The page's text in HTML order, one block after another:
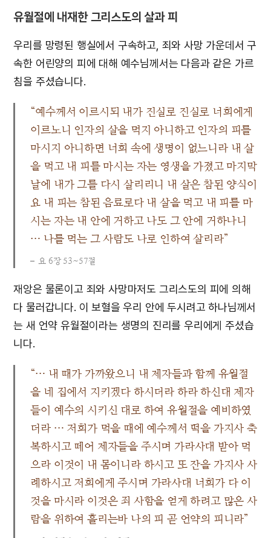
유월절에 내재한 그리스도의 살과 피
우리를 망령된 행실에서 구속하고, 죄와 사망 가운데서 구
속한 어린양의 피에 대해 예수님께서는 다음과 같은 가르
침을 주셨습니다.
“예수께서 이르시되 내가 진실로 진실로 너희에게
이르노니 인자의 살을 먹지 아니하고 인자의 피를
마시지 아니하면 너희 속에 생명이 없느니라 내 살
을 먹고 내 피를 마시는 자는 영생을 가졌고 마지막
날에 내가 그를 다시 살리리니 내 살은 참된 양식이
요 내 피는 참된 음료로다 내 살을 먹고 내 피를 마
시는 자는 내 안에 거하고 나도 그 안에 거하나니
… 나를 먹는 그 사람도 나로 인하여 살리라”
요 6장 53~57절
재앙은 물론이고 죄와 사망마저도 그리스도의 피에 의해
다 물러갑니다. 이 보혈을 우리 안에 두시려고 하나님께서
는 새 언약 유월절이라는 생명의 진리를 우리에게 주셨습
니다.
“… 내 때가 가까왔으니 내 제자들과 함께 유월절
을 네 집에서 지키겠다 하시더라 하라 하신대 제자
들이 예수의 시키신 대로 하여 유월절을 예비하였
더라 … 저희가 먹을 때에 예수께서 떡을 가지사 축
복하시고 떼어 제자들을 주시며 가라사대 받아 먹
으라 이것이 내 몸이니라 하시고 또 잔을 가지사 사
례하시고 저희에게 주시며 가라사대 너희가 다 이
것을 마시라 이것은 죄 사함을 얻게 하려고 많은 사
람을 위하여 흘리는바 나의 피 곧 언약의 피니라”